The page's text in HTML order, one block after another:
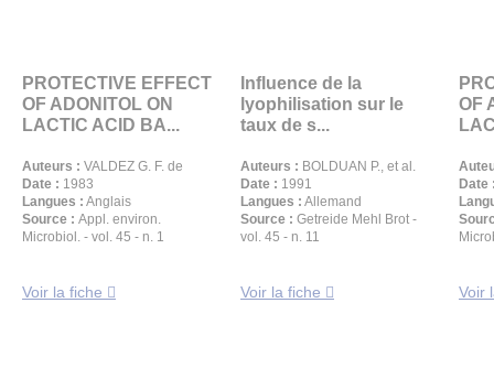
PROTECTIVE EFFECT
OF ADONITOL ON
LACTIC ACID BA...
Auteurs : VALDEZ G. F. de
Date : 1983
Langues : Anglais
Source : Appl. environ.
Microbiol. - vol. 45 - n. 1
Voir la fiche
Influence de la
lyophilisation sur le
taux de s...
Auteurs : BOLDUAN P., et al.
Date : 1991
Langues : Allemand
Source : Getreide Mehl Brot -
vol. 45 - n. 11
Voir la fiche
OF
Date
Voir